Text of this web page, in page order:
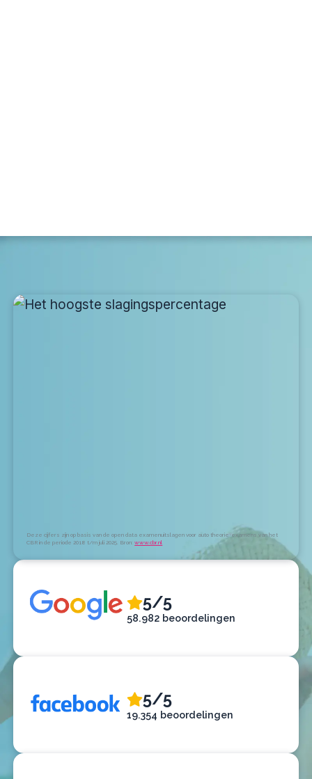
Deze cijfers zijn op basis van de open data examenuitslagen voor auto theorie-examens van het
CBR in de periode 2018 t/m juli 2025. Bron:www.cbr.nl
5/5
58.982 beoordelingen
5/5
19.354 beoordelingen